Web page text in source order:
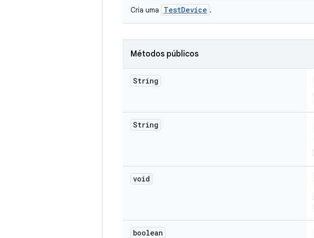
Cria uma TestDevice .
Métodos públicos
String
String
void
boolean